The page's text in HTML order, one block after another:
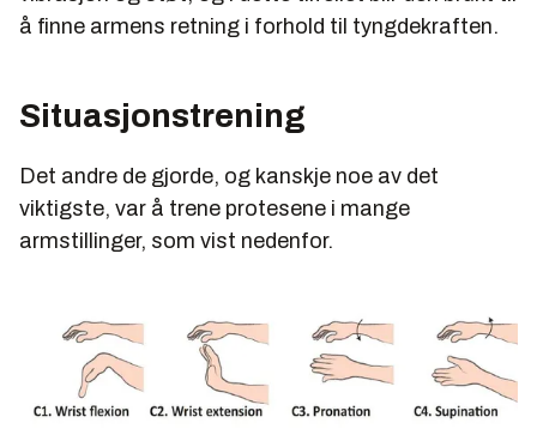
å finne armens retning i forhold til tyngdekraften.
Situasjonstrening
Det andre de gjorde, og kanskje noe av det
viktigste, var å trene protesene i mange
armstillinger, som vist nedenfor.